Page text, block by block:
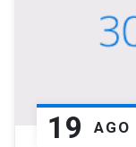
19 AGO